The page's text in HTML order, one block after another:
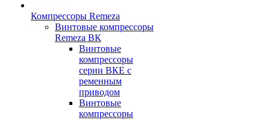
Компрессоры Remeza
Винтовые компрессоры
Remeza ВК
Винтовые
компрессоры
серии ВКЕ с
ременным
приводом
Винтовые
компрессоры